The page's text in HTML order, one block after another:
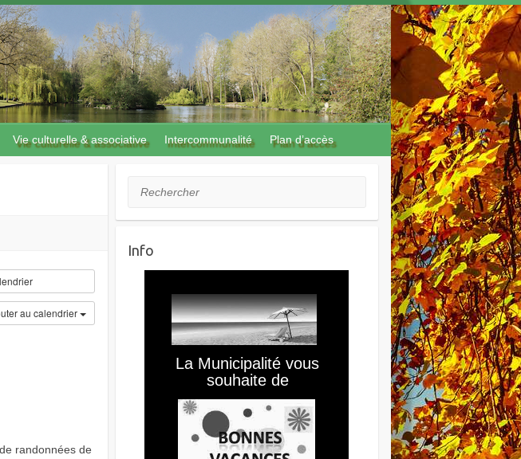
Vie culturelle & associative Intercommunalité Plan d’accès
au calendrier
randonnées de
Rechercher
Info